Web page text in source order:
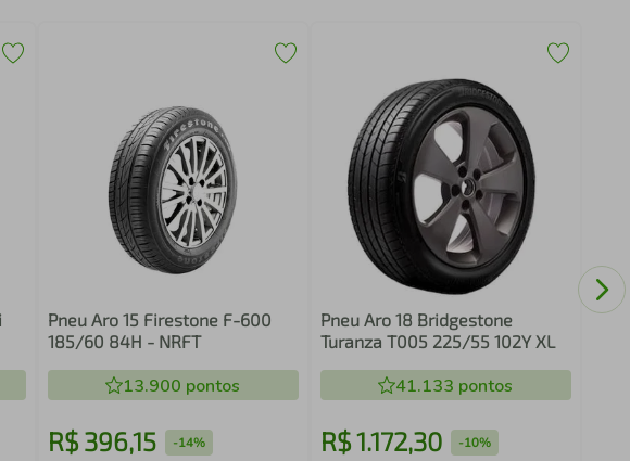
Pneu Aro 15 Firestone F-600
185/60 84H - NRFT
13.900 pontos
R$ 396,15 -14%
Pneu Aro 18 Bridgestone
Turanza T005 225/55 102Y XL
41.133 pontos
R$1.172,30 -10%